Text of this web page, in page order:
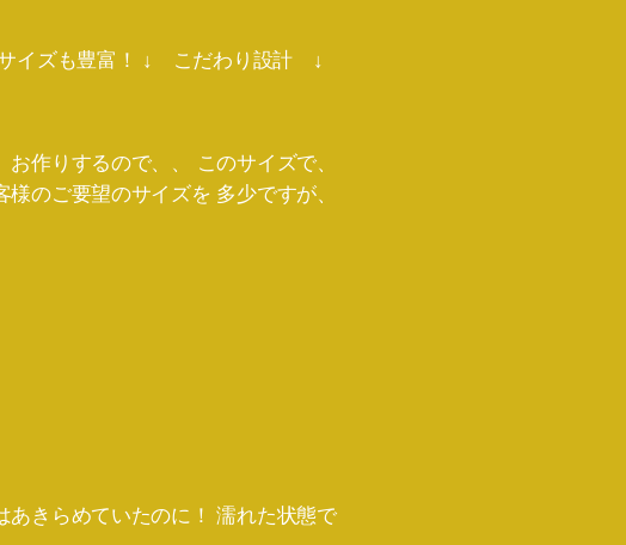
サイズも豊富！ ↓ こだわり設計 ↓
作りするので、、 このサイズで、
のご要望のサイズを 多少ですが、
あきらめていたのに！ 濡れた状態で